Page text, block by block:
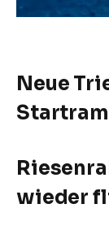
Neue
wieder